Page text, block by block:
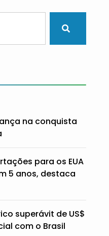
na conquista
para os EUA
5 anos, destaca
superávit de US$
com o Brasil